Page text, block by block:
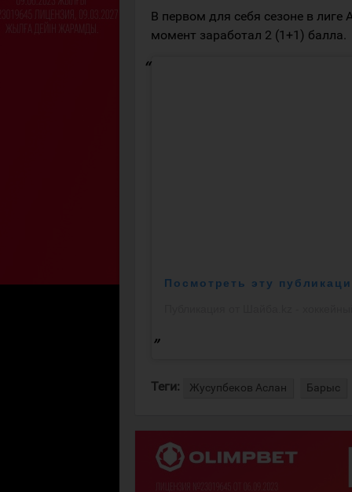
В первом для себя сезоне в
момент заработал 2 (1+1) балла.
Посмотреть эту
Теги: Жусупбеков Аслан Барыс